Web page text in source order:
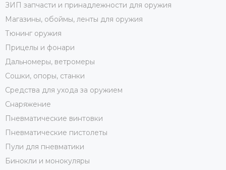
ЗИП запчасти и принадлежности для оружия
Магазины, обоймы, ленты для оружия
Тюнинг оружия
Прицелы и фонари
Дальномеры, ветромеры
Сошки, опоры, станки
Средства для ухода за оружием
Снаряжение
Пневматические винтовки
Пневматические пистолеты
Пули для пневматики
Бинокли и монокуляры